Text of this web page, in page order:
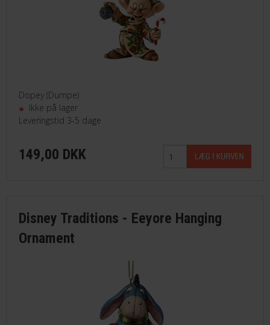
Dopey (Dumpe)
Ikke på lager
Leveringstid 3-5 dage
149,00 DKK
Disney Traditions - Eeyore Hanging
Ornament